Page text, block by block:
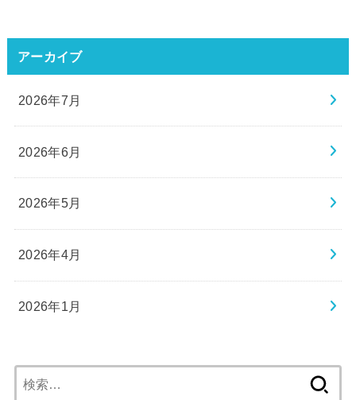
アーカイブ
2026年7月
2026年6月
2026年5月
2026年4月
2026年1月